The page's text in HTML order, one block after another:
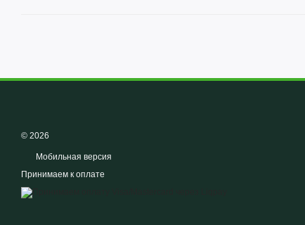
© 2026
Мобильная версия
Принимаем к оплате